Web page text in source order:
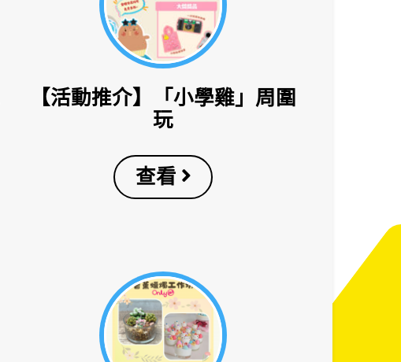
【活動推介】「小學雞」周圍
玩
查看